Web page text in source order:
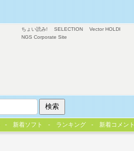
ちょい読み! SELECTION
Vector HOLDI
NGS Corporate Site
新着ソフト ランキング 新着コメント